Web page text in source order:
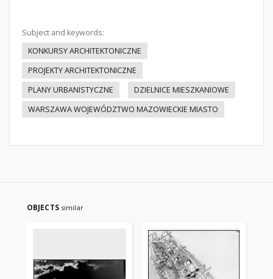
Subject and keywords:
KONKURSY ARCHITEKTONICZNE
PROJEKTY ARCHITEKTONICZNE
PLANY URBANISTYCZNE
DZIELNICE MIESZKANIOWE
WARSZAWA WOJEWÓDZTWO MAZOWIECKIE MIASTO
OBJECTS similar